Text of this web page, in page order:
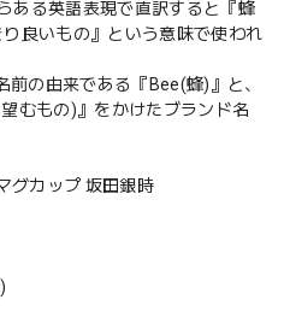
ある英語表現で直訳すると『蜂
良いもの』という意味で使われ
前の由来である『Bee(蜂)』と、
むもの)』をかけたブランド名
グカップ 坂田銀時